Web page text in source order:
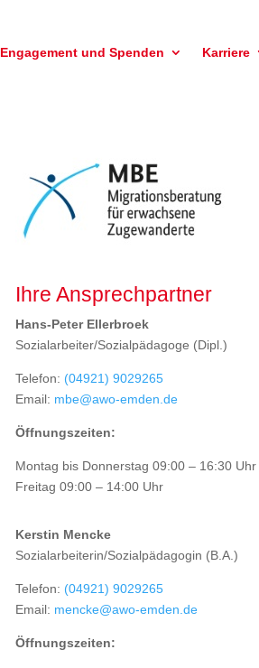
Engagement und Spenden Karriere
Ihre Ansprechpartner
Hans-Peter Ellerbroek
Sozialarbeiter/Sozialpädagoge (Dipl.)
Telefon: (04921) 9029265
Email: mbe@awo-emden.de
Öffnungszeiten:
Montag bis Donnerstag 09:00 – 16:30 Uhr
Freitag 09:00 – 14:00 Uhr
Kerstin Mencke
Sozialarbeiterin/Sozialpädagogin (B.A.)
Telefon: (04921) 9029265
Email: mencke@awo-emden.de
Öffnungszeiten: